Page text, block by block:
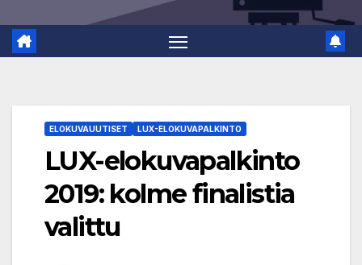
ELOKUVAUUTISET LUX-ELOKUVAPALKINTO
LUX-elokuvapalkinto
2019: kolme finalistia
valittu